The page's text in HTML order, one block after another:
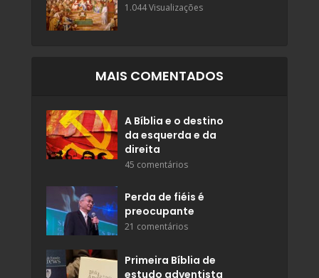
1.044 Visualizações
MAIS COMENTADOS
A Bíblia e o destino
da esquerda e da
direita
45 comentários
Perda de fiéis é
preocupante
21 comentários
Primeira Bíblia de
estudo adventista